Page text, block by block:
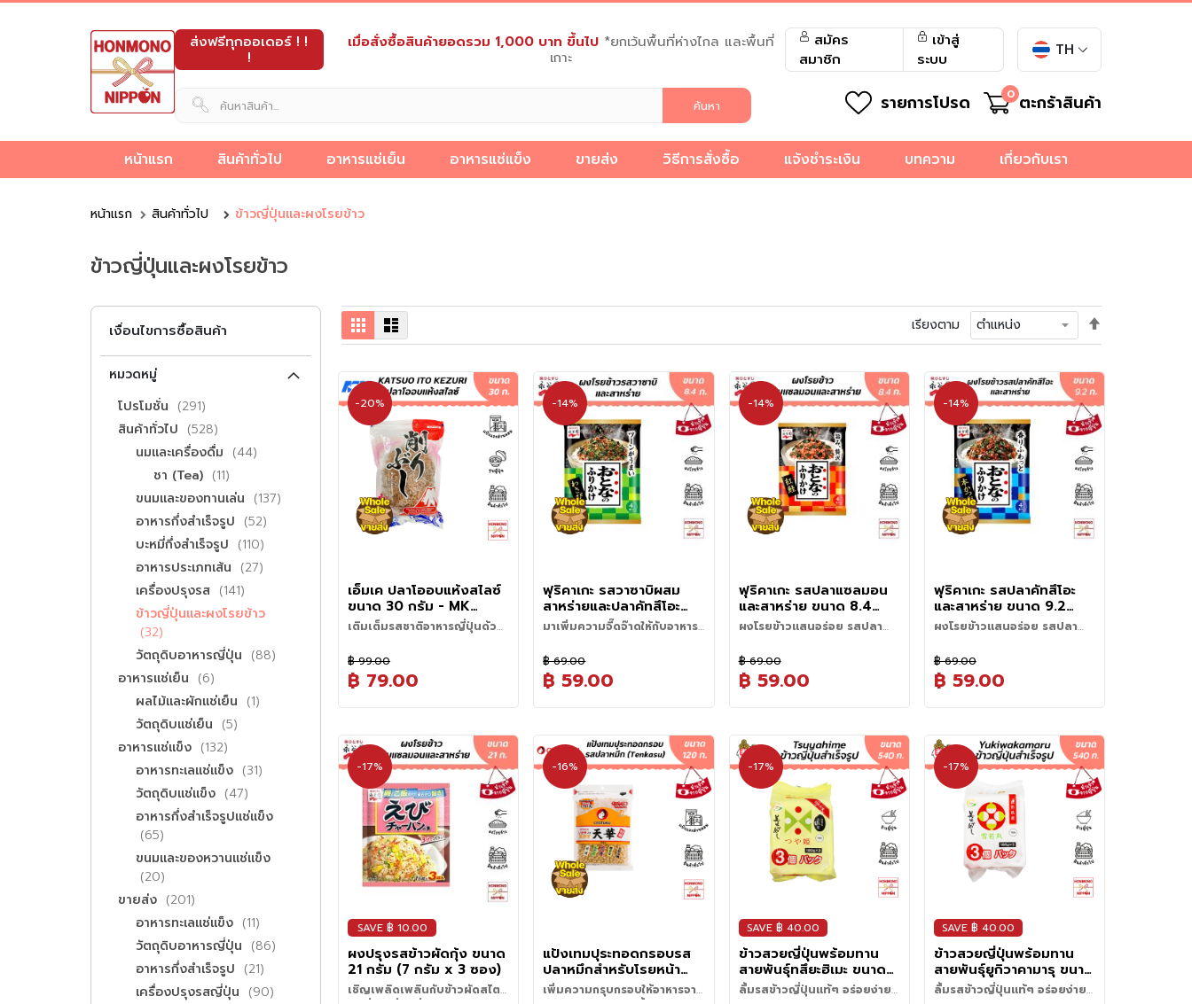
ส่งฟรีทุกออเดอร์ ! !
!
เมื่อสั่งซื้อสินค้ายอดรวม 1,000 บาท ขึ้นไป*ยกเว้นพื้นที่ห่างไกล และพื้นที่
เกาะ
สมัคร
สมาชิก
เข้าสู่
ระบบ
TH
รายการโปรด ตะกร้าสินค้า
0
และ
หวาน
ขายส่ง
อาหาร
แข็ง
วัตถุดิบ
ญี่ปุ่น
อาหาร
สำเร็จรูป
เครื่อง
รส
ญี่ปุ่น
ผลิต
นม
หน้าแรก สินค้าทั่วไป อาหารแช่เย็น อาหารแช่แข็ง ขายส่ง วิธีการสั่งซื้อ แจ้งชำระเงิน บทความ เกี่ยวกับเรา
หน้าแรก สินค้าทั่วไป ข้าวญี่ปุ่นและผงโรยข้าว
ข้าวญี่ปุ่นและผงโรยข้าว
ตารางรายการ เรียงตาม
ค่า
จาก
น้อย
-20%
เอ็มเค ปลาโออบแห้งสไลซ์
ขนาด 30 กรัม - MK
Katsuo Ito Kezuri
เติมเต็มรสชาติอาหารญี่ปุ่นด้วย
ตำรับ
Kezuribushi (เคซึริบุชิ) หรือปลา
แห้งสไลซ์ เป็นวัตถุดิบคู่ครัวญี่ปุ่น
ที่ขาดไม่ได้ ผ่านกระบวนการรม
เหมาะสำหรับต้มน้ำซุปดาชิ ซึ่งเป็น
พื้นฐานของเมนูญี่ปุ่นหลากหลาย
โรยหน้าทาโกะยากิ โอโคโนมิยากิ
เต้าหู้เย็น ข้าวสวย หรือสลัด เพื่อ
เพิ่มความหอมและรสชาติให้อาหาร
ทุกจานอร่อยยิ่งขึ้น
• ใช้ต้มน้ำซุปดาชิ (Dashi)
• โรยหน้าข้าว ซุป อุด้ง ราเมน
• โรยหน้าทาโกะยากิ และโอโคโนมิ
ยากิ
• โรยหน้าสลัดหรือเต้าหู้เย็น เพิ่ม
กลิ่นหอมและรสอูมามิ
คำแนะนำในการเก็บรักษา
• เมื่อเปิดใช้แล้ว ควรปิดถุงให้สนิท
" Perfect for Topping and
Making Dashi Soup "
฿ 79.00
฿ 99.00
-14%
ฟุริคาเกะ รสวาซาบิผสม
สาหร่ายและปลาคัทสึโอะ
ขนาด 8.4 กรัม (4 ชิ้น) -
seaweed and Katsuo
มาเพิ่มความจี๊ดจ๊าดให้กับอาหาร
บิ
ฟุริคาเกะ หรือผงโรยข้าว เราได้คัด
สรรจากแบรนด์ Nagatanien
แบรนด์ยอดนิยมอันดับ 1 จาก
ด้วยปลาคัทสึโอะย่างจนหอม นำมา
ทำเป็นเกล็ด ผสมกับสาหร่าย
เพียงโรยบนข้าวสวยร้อนๆ ก็ช่วย
เพิ่มความอูมามิ ทำให้มื้อข้าว
ธรรมดาอร่อยขึ้นได้ทันที
฿ 59.00
฿ 69.00
-14%
ฟุริคาเกะ รสปลาแซลมอน
และสาหร่าย ขนาด 8.4
กรัม (4 ชิ้น) - Furikake
seaweed
ผงโรยข้าวแสนอร่อย รสปลา
แบบญี่ปุ่นแท้ๆ
ฟุริคาเกะ หรือผงโรยข้าว เป็น
สินค้าขายดีที่แทบทุกบ้านในญี่ปุ่น
ต้องมีติดครัว! เราได้คัดสรรผง
คงหนีไม่พ้น “รสแซลมอน” ภายใน
ซองมีส่วนผสมของเนื้อปลา
แซลมอนและสาหร่าย เมื่อนำมาโรย
บนข้าวสวยร้อนๆจะให้กลิ่นหอ
มอ่อนๆเหมือนปลาย่าง ช่วยเพิ่ม
ความอูมามิ และทำให้มื้อข้าว
ธรรมดาของคุณอร่อยขึ้นทันที
฿ 59.00
฿ 69.00
-14%
ฟุริคาเกะ รสปลาคัทสึโอะ
และสาหร่าย ขนาด 9.2
กรัม (4 ชิ้น) - Furikake
seaweed
ผงโรยข้าวแสนอร่อย รสปลา
ญี่ปุ่นแท้ๆ
ฟุริคาเกะ หรือผงโรยข้าว เราได้คัด
สรรผงโรยข้าวจากแบรนด์
Nagatanien แบรนด์อันดับ 1 ของ
ช่วยเพิ่มรสชาติให้กับข้าวสวย หรือ
จะนำไปคลุกข้าวทำข้าวปั้นก็อร่อย
ลงตัว ห่อนี้คัดสรรปลาคัทสึโอะ
ย่างจนหอม ผสานกับสาหร่าย งา
และเครื่องปรุงรสอย่างลงตัว
เพียงโรยบนข้าวสวยร้อนๆ แล้ว
เพิ่มความอร่อยสไตล์ญี่ปุ่นด้วยไข่
แดงดิบ ก็ช่วยเพิ่มความอูมามิ
ทำให้มื้อข้าวธรรมดาอร่อยขึ้นได้
฿ 59.00
฿ 69.00
-17%
SAVE ฿ 10.00
ผงปรุงรสข้าวผัดกุ้ง ขนาด
21 กรัม (7 กรัม x 3 ซอง)
เชิญเพลิดเพลินกับข้าวผัดสไตล์
-16%
แป้งเทมปุระทอดกรอบรส
ปลาหมึกสำหรับโรยหน้า
อาหาร ขนาด 120 กรัม
เพิ่มความกรุบกรอบให้อาหารจาน
-17%
SAVE ฿ 40.00
ข้าวสวยญี่ปุ่นพร้อมทาน
สายพันธุ์ทสึยะฮิเมะ ขนาด
540 กรัม (180 กรัม x 3
ลิ้มรสข้าวญี่ปุ่นแท้ๆ อร่อยง่าย
-17%
SAVE ฿ 40.00
ข้าวสวยญี่ปุ่นพร้อมทาน
สายพันธุ์ยูกิวาคามารุ ขนาด
540 กรัม (180 กรัม x 3
ลิ้มรสข้าวญี่ปุ่นแท้ๆ อร่อยง่าย
เงื่อนไขการซื้อสินค้า
หมวดหมู่
โปรโมชั่น
291
รายการ
สินค้าทั่วไป
528
รายการ
นมและเครื่องดื่ม
44
รายการ
ชา (Tea)
11
รายการ
ขนมและของทานเล่น
137
รายการ
อาหารกึ่งสำเร็จรูป
52
รายการ
บะหมี่กึ่งสำเร็จรูป
110
รายการ
อาหารประเภทเส้น
27
รายการ
เครื่องปรุงรส
141
รายการ
ข้าวญี่ปุ่นและผงโรยข้าว
32
รายการ
วัตถุดิบอาหารญี่ปุ่น
88
รายการ
อาหารแช่เย็น
6
รายการ
ผลไม้และผักแช่เย็น
1
รายการ
วัตถุดิบแช่เย็น
5
รายการ
อาหารแช่แข็ง
132
รายการ
อาหารทะเลแช่แข็ง
31
รายการ
วัตถุดิบแช่แข็ง
47
รายการ
อาหารกึ่งสำเร็จรูปแช่แข็ง
65
รายการ
ขนมและของหวานแช่แข็ง
20
รายการ
ขายส่ง
201
รายการ
อาหารทะเลแช่แข็ง
11
รายการ
วัตถุดิบอาหารญี่ปุ่น
86
รายการ
อาหารกึ่งสำเร็จรูป
21
รายการ
เครื่องปรุงรสญี่ปุ่น
90
รายการ